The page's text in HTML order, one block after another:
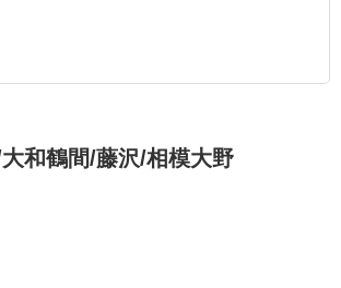
和鶴間/藤沢/相模大野